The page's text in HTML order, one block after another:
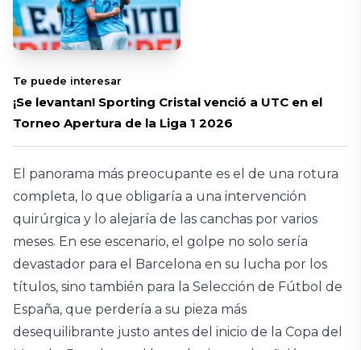
Te puede interesar
¡Se levantan! Sporting Cristal venció a UTC en el
Torneo Apertura de la Liga 1 2026
El panorama más preocupante es el de una rotura
completa, lo que obligaría a una intervención
quirúrgica y lo alejaría de las canchas por varios
meses. En ese escenario, el golpe no solo sería
devastador para el Barcelona en su lucha por los
títulos, sino también para la Selección de Fútbol de
España, que perdería a su pieza más
desequilibrante justo antes del inicio de la Copa del